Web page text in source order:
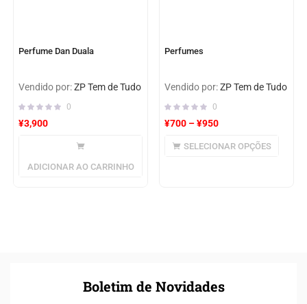
Perfume Dan Duala
Vendido por:ZP Tem de Tudo
0
¥3,900
ADICIONAR AO CARRINHO
Perfumes
Vendido por:ZP Tem de Tudo
0
¥700 –¥950
SELECIONAR OPÇÕES
Boletim de Novidades